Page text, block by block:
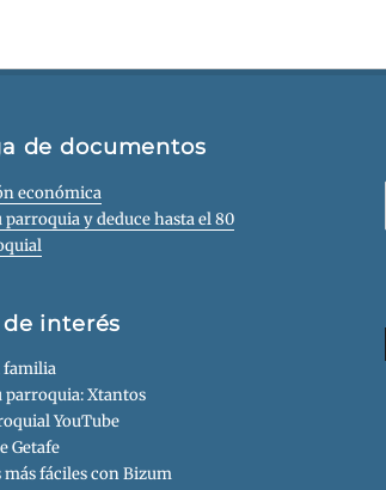
de documentos
económica
parroquia y deduce hasta el 80
de interés
familia
parroquia: Xtantos
YouTube
Getafe
fáciles con Bizum